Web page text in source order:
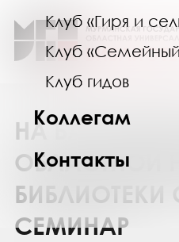
Клуб «Гиря и
Клуб
Клуб гидов
Коллегам
Контакты
НА БАЗЕ
ОБЛАСТНОЙ
СЕМИНАР